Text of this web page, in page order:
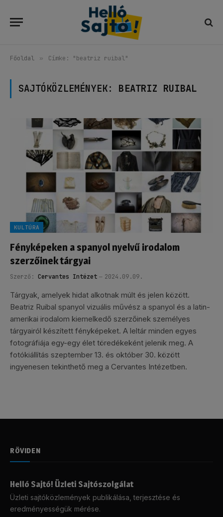
Főoldal » Címke: "beatriz ruibal"
SAJTÓKÖZLEMÉNYEK: BEATRIZ RUIBAL
KULTÚRA
Fényképeken a spanyol nyelvű irodalom
szerzőinek tárgyai
Szerző: Cervantes Intézet 2024.09.09.
Tárgyak, amelyek hidat alkotnak múlt és jelen között.
Beatriz Ruibal spanyol vizuális művész a spanyol és a latin-
amerikai irodalom kiemelkedő szerzőinek személyes
tárgyairól készített fényképeket. A leltár minden egyes
fotográfiája egy-egy élet töredékeként jelenik meg. A
fotókiállítás szeptember 13. és október 30. között
ingyenesen tekinthető meg a Cervantes Intézetben.
RÖVIDEN
Helló Sajtó! Üzleti Sajtószolgálat
Üzleti sajtóközlemények publikálása, terjesztése és
eredményességük mérése.